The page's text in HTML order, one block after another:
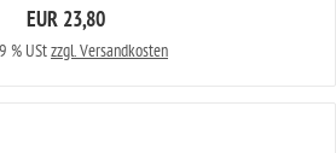
EUR 23,80
% UStzzgl. Versandkosten